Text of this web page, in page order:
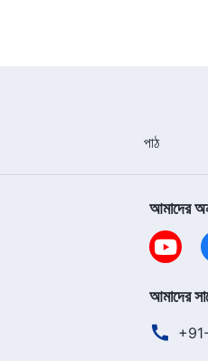
পাঠ
আমাদের
আমাদের